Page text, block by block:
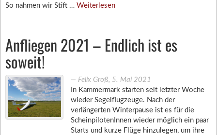
So nahmen wir Stift … Weiterlesen
Anfliegen 2021 – Endlich ist es
soweit!
― Felix Groß, 5. Mai 2021
In Kammermark starten seit letzter Woche
wieder Segelflugzeuge. Nach der
verlängerten Winterpause ist es für die
ScheinpilotenInnen wieder möglich ein paar
Starts und kurze Flüge hinzulegen, um ihre